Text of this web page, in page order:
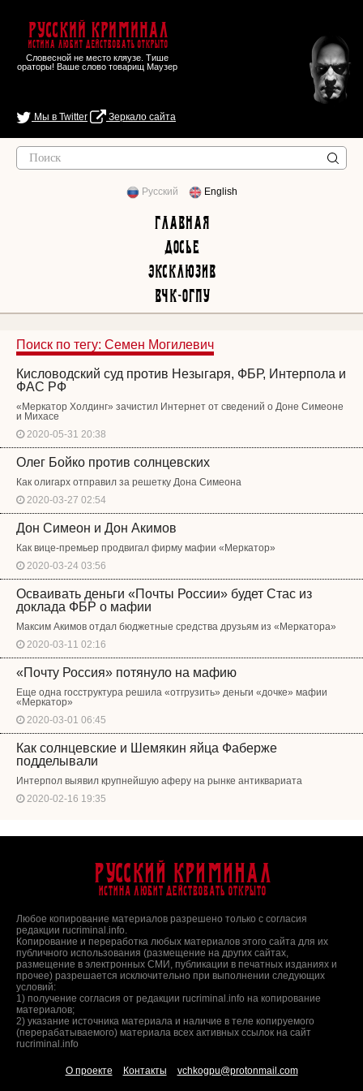
Русский Криминал
Истина любит действовать открыто
Словесной не место кляузе. Тише
ораторы! Ваше слово товарищ Маузер
Мы в Twitter Зеркало сайта
Русский English
Главная
Досье
Эксклюзив
ВЧК-ОГПУ
Поиск по тегу: Семен Могилевич
Кисловодский суд против Незыгаря, ФБР, Интерпола и
ФАС РФ
«Меркатор Холдинг» зачистил Интернет от сведений о Доне Симеоне
и Михасе
2020-05-31 20:38
Олег Бойко против солнцевских
Как олигарх отправил за решетку Дона Симеона
2020-03-27 02:54
Дон Симеон и Дон Акимов
Как вице-премьер продвигал фирму мафии «Меркатор»
2020-03-24 03:56
Осваивать деньги «Почты России» будет Стас из
доклада ФБР о мафии
Максим Акимов отдал бюджетные средства друзьям из «Меркатора»
2020-03-11 02:16
«Почту Россия» потянуло на мафию
Еще одна госструктура решила «отгрузить» деньги «дочке» мафии
«Меркатор»
2020-03-01 06:45
Как солнцевские и Шемякин яйца Фаберже
подделывали
Интерпол выявил крупнейшую аферу на рынке антиквариата
2020-02-16 19:35
Русский Криминал
Истина любит действовать открыто
Любое копирование материалов разрешено только с согласия
редакции rucriminal.info.
Копирование и переработка любых материалов этого сайта для их
публичного использования (размещение на других сайтах,
размещение в электронных СМИ, публикации в печатных изданиях и
прочее) разрешается исключительно при выполнении следующих
условий:
1) получение согласия от редакции rucriminal.info на копирование
материалов;
2) указание источника материала и наличие в теле копируемого
(перерабатываемого) материала всех активных ссылок на сайт
rucriminal.info
О проекте Контакты vchkogpu@protonmail.com